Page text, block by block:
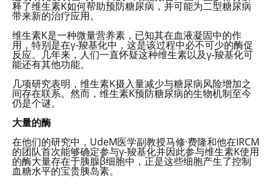
释了维生素K如何帮助预防糖尿病，并可能为二型糖尿病
带来新的治疗应用。
维生素K是一种微量营养素，已知其在血液凝固中的作
用，特别是在γ-羧基化中，这是该过程中必不可少的酶促
反应。几年来，人们一直怀疑这种维生素以及γ-羧基化可
能还有其他功能。
几项研究表明，维生素K摄入量减少与糖尿病风险增加之
间存在联系。然而，维生素K预防糖尿病的生物机制至今
仍是个谜。
大量的酶
在他们的研究中，UdeM医学副教授马修·费隆和他在IRCM
的团队首次能够确定参与γ-羧基化并因此参与维生素K使用
的酶大量存在于胰腺β细胞中，正是这些细胞产生了控制
血糖水平的宝贵胰岛素。